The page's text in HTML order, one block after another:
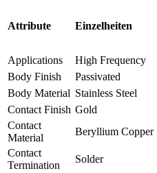
Attribute Einzelheiten
Applications
High Frequency
Body Finish
Passivated
Body Material Stainless Steel
Contact Finish Gold
Contact
Material
Beryllium Copper
Contact
Termination
Solder